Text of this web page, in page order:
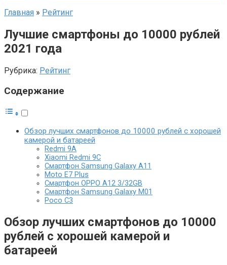
Главная » Рейтинг
Лучшие смартфоны до 10000 рублей
2021 года
Рубрика: Рейтинг
Содержание
Обзор лучших смартфонов до 10000 рублей с хорошей
камерой и батареей
Redmi 9A
Xiaomi Redmi 9C
Смартфон Samsung Galaxy A11
Moto E7 Plus
Смартфон OPPO A12 3/32GB
Смартфон Samsung Galaxy M01
Poco C3
Обзор лучших смартфонов до 10000
рублей с хорошей камерой и
батареей